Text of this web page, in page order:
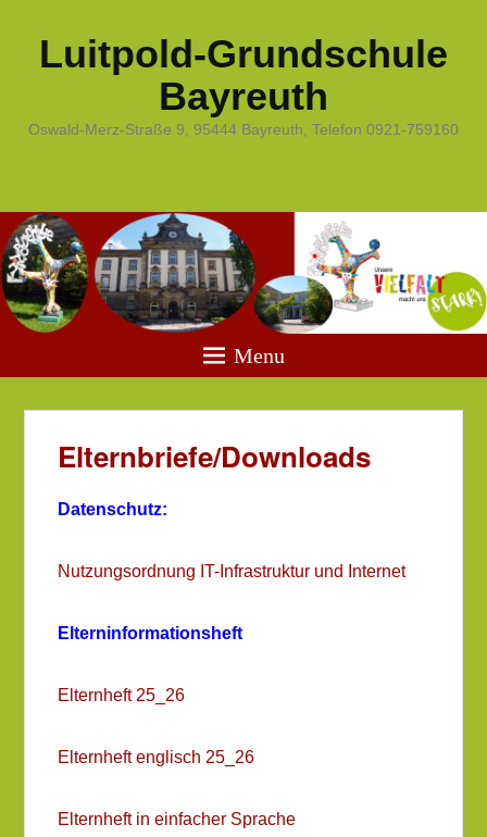
Luitpold-Grundschule
Bayreuth
Oswald-Merz-Straße 9, 95444 Bayreuth, Telefon 0921-759160
Menu
Elternbriefe/Downloads
Datenschutz:
Nutzungsordnung IT-Infrastruktur und Internet
Elterninformationsheft
Elternheft 25_26
Elternheft englisch 25_26
Elternheft in einfacher Sprache